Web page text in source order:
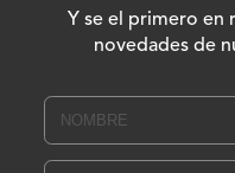
Y se el primero en
novedades de